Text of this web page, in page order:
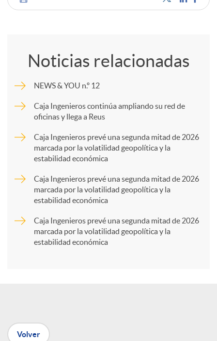
C
m
p
a
n
Noticias relacionadas
NEWS & YOU n.º 12
Caja Ingenieros continúa ampliando su red de
oficinas y llega a Reus
Caja Ingenieros prevé una segunda mitad de 2026
marcada por la volatilidad geopolítica y la
estabilidad económica
Caja Ingenieros prevé una segunda mitad de 2026
marcada por la volatilidad geopolítica y la
estabilidad económica
Caja Ingenieros prevé una segunda mitad de 2026
marcada por la volatilidad geopolítica y la
estabilidad económica
Volver